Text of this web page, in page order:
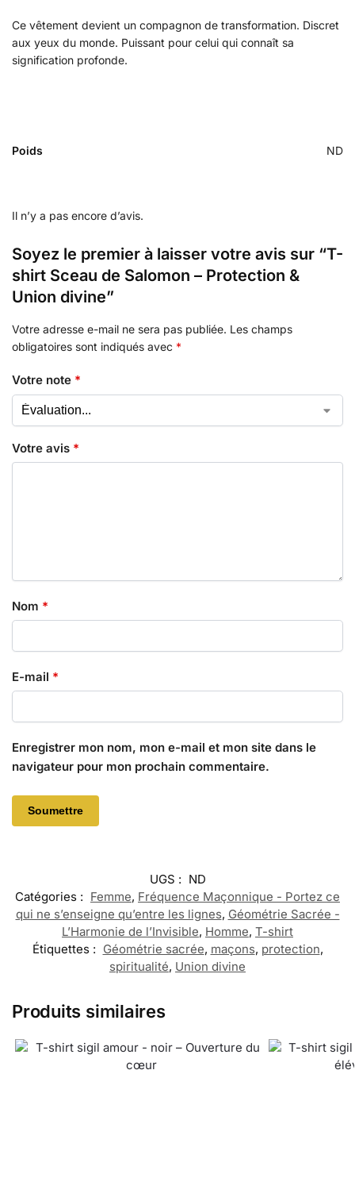
Ce vêtement devient un compagnon de transformation. Discret
aux yeux du monde. Puissant pour celui qui connaît sa
signification profonde.
Poids ND
Il n’y a pas encore d’avis.
Soyez le premier à laisser votre avis sur “T-
shirt Sceau de Salomon – Protection &
Union divine”
Votre adresse e-mail ne sera pas publiée. Les champs
obligatoires sont indiqués avec *
Votre note *
Votre avis *
Nom *
E-mail *
Enregistrer mon nom, mon e-mail et mon site dans le
navigateur pour mon prochain commentaire.
UGS : ND
Catégories : Femme, Fréquence Maçonnique - Portez ce
qui ne s’enseigne qu’entre les lignes, Géométrie Sacrée -
L’Harmonie de l’Invisible, Homme, T-shirt
Étiquettes : Géométrie sacrée, maçons, protection,
spiritualité, Union divine
Produits similaires